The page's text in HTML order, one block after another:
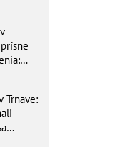
Trnave: